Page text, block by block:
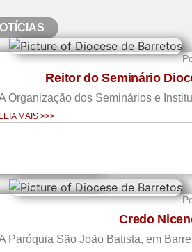
Reitor do Seminário
Organização dos Seminários e
LEIA MAIS >>>
ano,...
Credo
Paróquia São João Batista, em